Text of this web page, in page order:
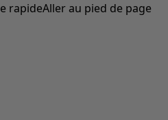
rapideAller au pied de page